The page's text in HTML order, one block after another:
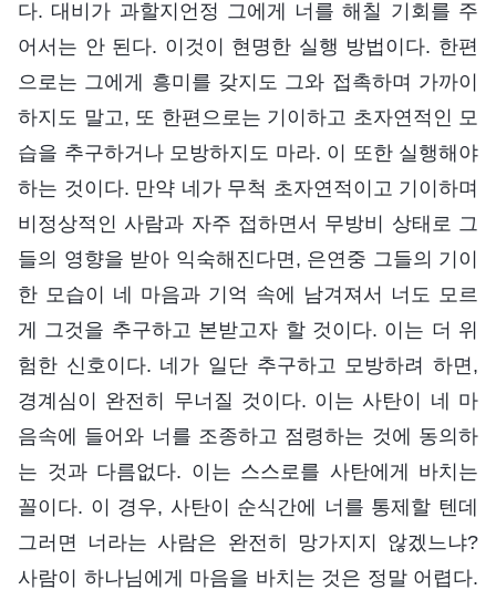
다. 대비가 과할지언정 그에게 너를 해칠 기회를 주
어서는 안 된다. 이것이 현명한 실행 방법이다. 한편
으로는 그에게 흥미를 갖지도 그와 접촉하며 가까이
하지도 말고, 또 한편으로는 기이하고 초자연적인 모
습을 추구하거나 모방하지도 마라. 이 또한 실행해야
하는 것이다. 만약 네가 무척 초자연적이고 기이하며
비정상적인 사람과 자주 접하면서 무방비 상태로 그
들의 영향을 받아 익숙해진다면, 은연중 그들의 기이
한 모습이 네 마음과 기억 속에 남겨져서 너도 모르
게 그것을 추구하고 본받고자 할 것이다. 이는 더 위
험한 신호이다. 네가 일단 추구하고 모방하려 하면,
경계심이 완전히 무너질 것이다. 이는 사탄이 네 마
음속에 들어와 너를 조종하고 점령하는 것에 동의하
는 것과 다름없다. 이는 스스로를 사탄에게 바치는
꼴이다. 이 경우, 사탄이 순식간에 너를 통제할 텐데
그러면 너라는 사람은 완전히 망가지지 않겠느냐?
사람이 하나님에게 마음을 바치는 것은 정말 어렵다.